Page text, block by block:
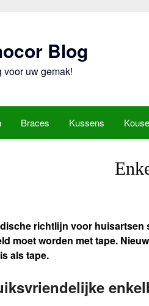
Blog
voor uw gemak!
Braces Kussens
richtlijn voor huisartsen
moet worden met tape. Nieuw
als tape.